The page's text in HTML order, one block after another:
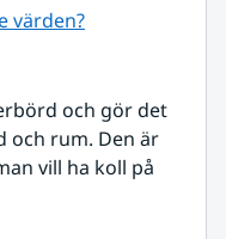
värden?
och gör det
och rum. Den är
vill ha koll på